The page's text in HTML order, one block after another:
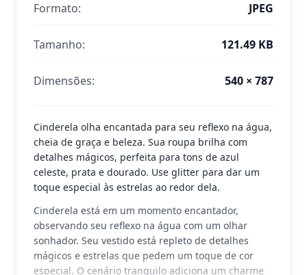
Formato: JPEG
Tamanho: 121.49 KB
Dimensões: 540 × 787
Cinderela olha encantada para seu reflexo na água,
cheia de graça e beleza. Sua roupa brilha com
detalhes mágicos, perfeita para tons de azul
celeste, prata e dourado. Use glitter para dar um
toque especial às estrelas ao redor dela.
Cinderela está em um momento encantador,
observando seu reflexo na água com um olhar
sonhador. Seu vestido está repleto de detalhes
mágicos e estrelas que pedem um toque de cor
especial. O cenário tranquilo adiciona um charme